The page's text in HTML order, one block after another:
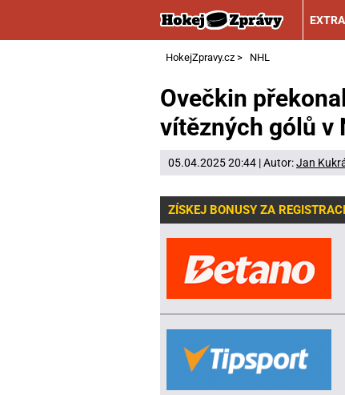
HokejZpravy.cz > NHL
Ovečkin
vítězných gólů v
05.04.2025 20:44 | Autor:Jan
ZÍSKEJ BONUSY ZA